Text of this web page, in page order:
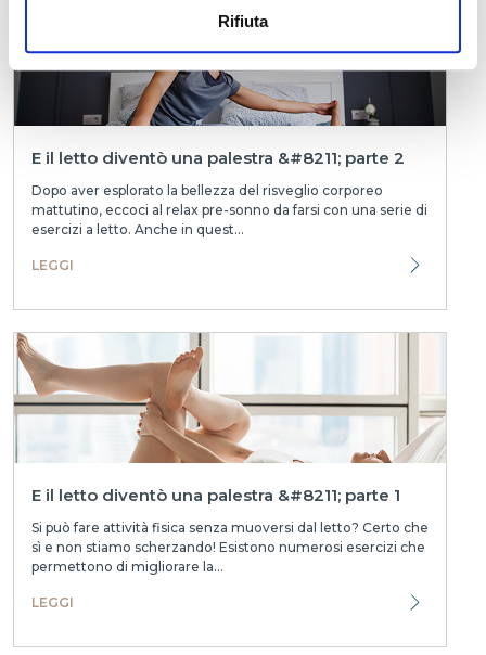
Rifiuta
E il letto diventò una palestra &#8211; parte 2
Dopo aver esplorato la bellezza del risveglio corporeo
mattutino, eccoci al relax pre-sonno da farsi con una serie di
esercizi a letto. Anche in quest...
LEGGI
E il letto diventò una palestra &#8211; parte 1
Si può fare attività fisica senza muoversi dal letto? Certo che
sì e non stiamo scherzando! Esistono numerosi esercizi che
permettono di migliorare la...
LEGGI